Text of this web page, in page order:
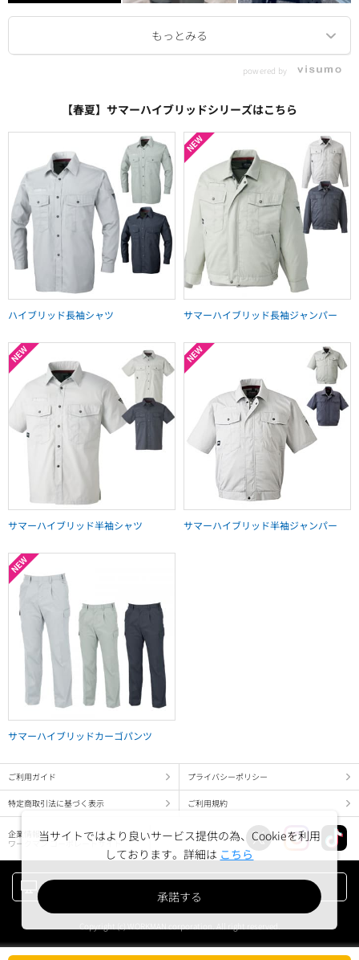
powered by
【春夏】サマーハイブリッドシリーズはこちら
ハイブリッド長袖シャツ サマーハイブリッド長袖ジャンパー
サマーハイブリッド半袖シャツ サマーハイブリッド半袖ジャンパー
サマーハイブリッドカーゴパンツ
ご利用ガイド プライバシーポリシー
特定商取引法に基づく表示 ご利用規約
企業情報
ワークマン コーポレートサイト
当サイトではより良いサービス提供の為、Cookieを利用
しております。詳細は こちら
承諾する